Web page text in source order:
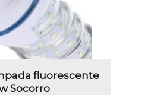
fluorescente
Socorro